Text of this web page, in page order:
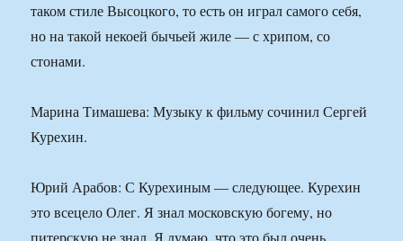
таком стиле Высоцкого, то есть он играл самого себя,
но на такой некоей бычьей жиле — с хрипом, со
стонами.
Марина Тимашева: Музыку к фильму сочинил Сергей
Курехин.
Юрий Арабов: С Курехиным — следующее. Курехин
это всецело Олег. Я знал московскую богему, но